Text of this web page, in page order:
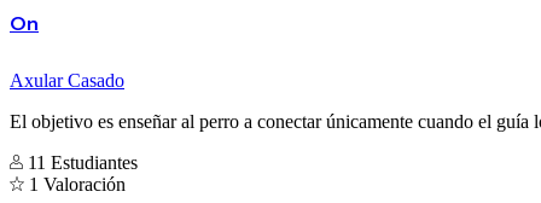
On
Axular Casado
El objetivo es enseñar al perro a conectar únicamente cuando el guía
11 Estudiantes
1 Valoración